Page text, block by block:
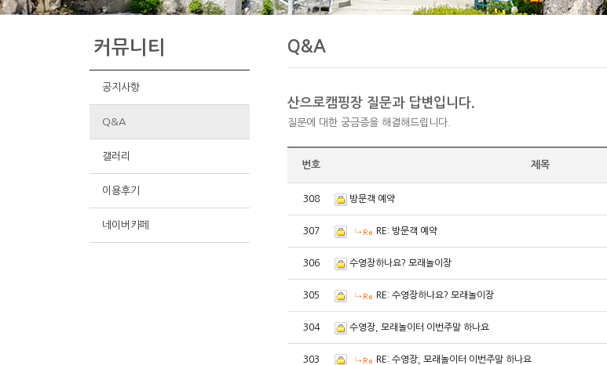
커뮤니티
공지사항
Q&A
갤러리
이용후기
네이버카페
Q&A
산으로캠핑장 질문과 답변입니다.
질문에 대한 궁금증을 해결해드립니다.
번호 제목
308 방문객 예약
307 RE: 방문객 예약
306 수영장하나요? 모래놀이장
305 RE: 수영장하나요? 모래놀이장
304 수영장, 모래놀이터 이번주말 하나요
303 RE: 수영장, 모래놀이터 이번주말 하나요